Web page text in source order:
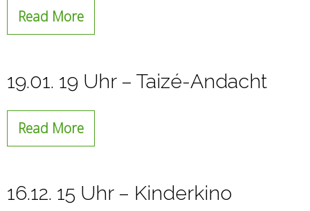
Read More
19.01. 19 Uhr – Taizé-Andacht
Read More
16.12. 15 Uhr – Kinderkino